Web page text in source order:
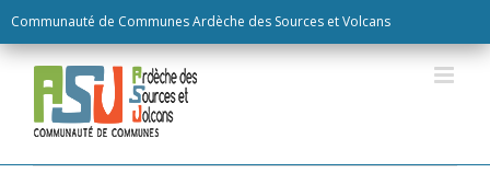
Communauté de Communes Ardèche des Sources et Volcans
to
content